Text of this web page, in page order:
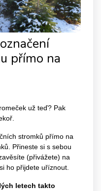
přímo na
už teď? Pak
stromků přímo na
Přineste si s sebou
(přivážete) na
ho přijdete uříznout.
letech takto